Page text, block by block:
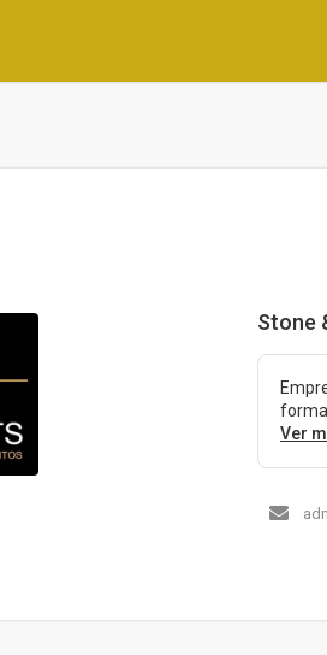
Stone
Ver